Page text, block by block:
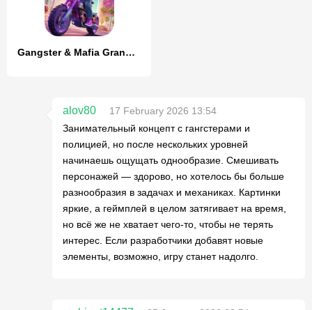
Gangster & Mafia Grand Polygon
alov80
17 February 2026 13:54
Занимательный концепт с гангстерами и
полицией, но после нескольких уровней
начинаешь ощущать однообразие. Смешивать
персонажей — здорово, но хотелось бы больше
разнообразия в задачах и механиках. Картинки
яркие, а геймплей в целом затягивает на время,
но всё же не хватает чего-то, чтобы не терять
интерес. Если разработчики добавят новые
элементы, возможно, игру станет надолго.